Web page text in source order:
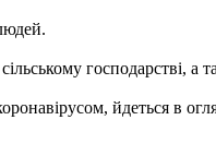
господарстві, а
йдеться в